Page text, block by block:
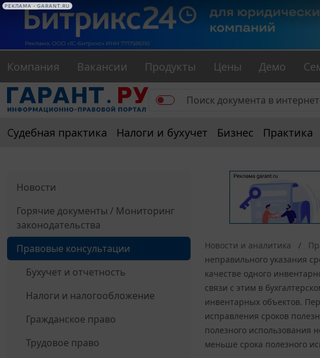
Компания Вакансии Продукты Цены Демо
Судебная практика Налоги и бухучет Бизнес Практика
Новости
Горячие документы / Мониторинг
законодательства
Правовые консультации
Бухучет и отчетность
Налоги и налогообложение
Гражданское право
Трудовое право
Новости и аналитика
неправильного указания
качестве одного
связи с этим в
инвентарных объектов.
исправления сроков
полезного использования
меньше срока полезного
РЕКЛАМА • GARANT.RU